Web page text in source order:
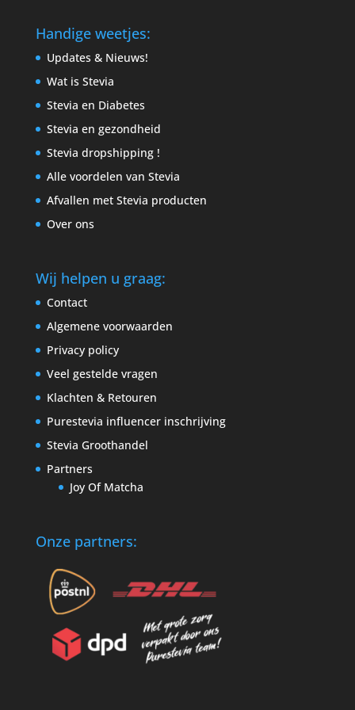
Handige weetjes:
Updates & Nieuws!
Wat is Stevia
Stevia en Diabetes
Stevia en gezondheid
Stevia dropshipping !
Alle voordelen van Stevia
Afvallen met Stevia producten
Over ons
Wij helpen u graag:
Contact
Algemene voorwaarden
Privacy policy
Veel gestelde vragen
Klachten & Retouren
Purestevia influencer inschrijving
Stevia Groothandel
Partners
Joy Of Matcha
Onze partners: